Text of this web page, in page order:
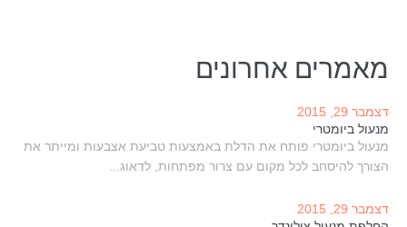
מאמרים אחרונים
דצמבר 29, 2015
מנעול ביומטרי
מנעול ביומטרי פותח את הדלת באמצעות טביעת אצבעות ומייתר את
הצורך להיסחב לכל מקום עם צרור מפתחות, לדאוג...
דצמבר 29, 2015